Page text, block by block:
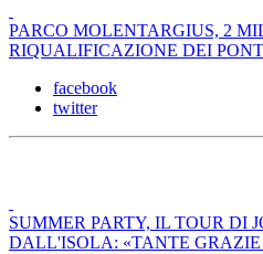
PARCO MOLENTARGIUS, 2
RIQUALIFICAZIONE DEI
facebook
twitter
SUMMER PARTY, IL TOUR DI
DALL'ISOLA: «TANTE